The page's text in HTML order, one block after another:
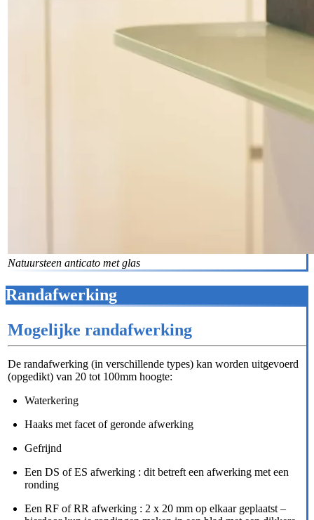
Natuursteen anticato met glas
Randafwerking
Mogelijke randafwerking
De randafwerking (in verschillende types) kan worden uitgevoerd
(opgedikt) van 20 tot 100mm hoogte:
Waterkering
Haaks met facet of geronde afwerking
Gefrijnd
Een DS of ES afwerking : dit betreft een afwerking met een
ronding
Een RF of RR afwerking : 2 x 20 mm op elkaar geplaatst –